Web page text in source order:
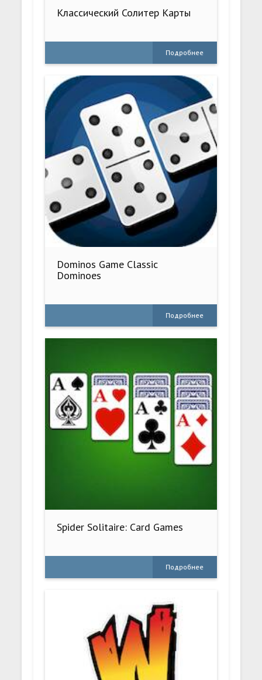
Классический Солитер Карты
Подробнее
Dominos Game Classic
Dominoes
Подробнее
Spider Solitaire: Card Games
Подробнее